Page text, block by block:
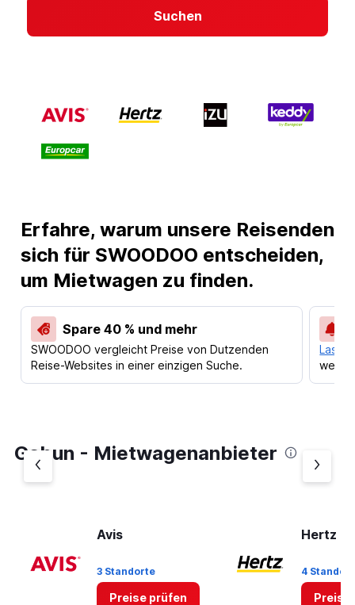
Suchen
Erfahre, warum unsere Reisenden
sich für SWOODOO entscheiden,
um Mietwagen zu finden.
Spare 40 % und mehr
SWOODOO vergleicht Preise von Dutzenden
Reise-Websites in einer einzigen Suche.
Lass
Gabun - Mietwagenanbieter
Avis
3 Standorte
Preise prüfen
Hertz
4
Preise